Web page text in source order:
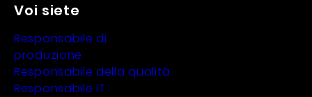
Voi siete
Responsabile di
produzione
Responsabile della qualità
Responsabile IT